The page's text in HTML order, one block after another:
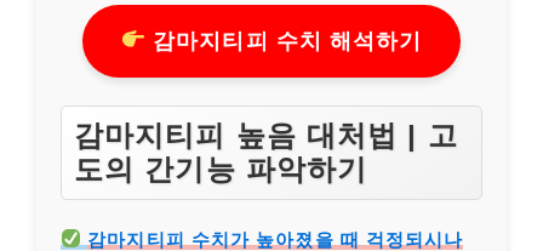
감마지티피 수치 해석하기
감마지티피 높음 대처법 | 고
도의 간기능 파악하기
감마지티피 수치가 높아졌을 때 걱정되시나